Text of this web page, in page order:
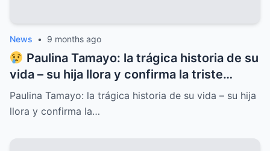
News • 9 months ago
Paulina Tamayo: la trágica historia de su
vida – su hija llora y confirma la triste
noticia
Paulina Tamayo: la trágica historia de su vida – su hija
llora y confirma la…